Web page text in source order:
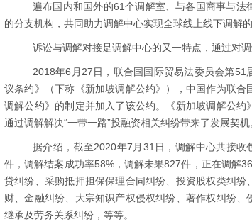
遍布国内和国外的61个调解室、与各国商事与
的分支机构，共同助力调解中心实现全球线上线下调解的
诉讼与调解对接是调解中心的又一特点，通过对
2018年6月27日，联合国国际贸易法委员会第
议条约》（下称《新加坡调解公约》），中国作为联
调解公约》的制定并加入了该公约。《新加坡调解公
通过调解解决“一带一路”投融资相关纠纷带来了发展契机
据介绍，截至2020年7月31日，调解中心共接
件，调解结案成功率58%，调解未果827件，正在调解
贷纠纷、采购抵押担保保理合同纠纷、投资股权类纠
财、金融纠纷、大宗知识产权侵权纠纷、著作权纠纷
继承及劳务关系纠纷，等等。